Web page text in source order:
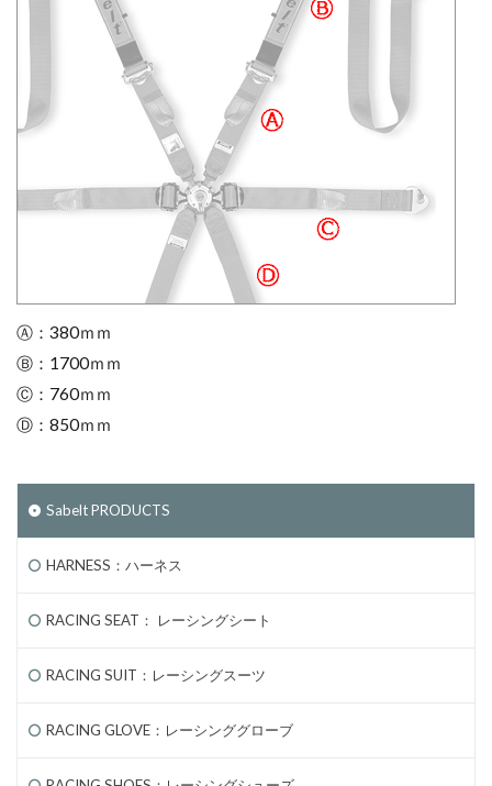
Ⓐ：380ｍｍ
Ⓑ：1700ｍｍ
Ⓒ：760ｍｍ
Ⓓ：850ｍｍ
Sabelt PRODUCTS
HARNESS：ハーネス
RACING SEAT： レーシングシート
RACING SUIT：レーシングスーツ
RACING GLOVE：レーシンググローブ